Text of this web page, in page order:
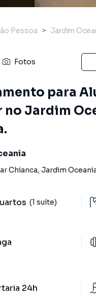
Pessoa Jardim
Fotos
para
no Jardim
Chianca, Jardim
(1 suíte)
24h